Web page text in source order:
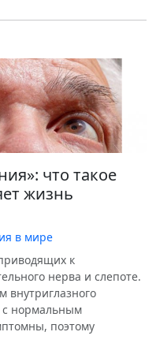
что такое
жизнь
в мире
к
нерва и слепоте.
внутриглазного
с нормальным
поэтому